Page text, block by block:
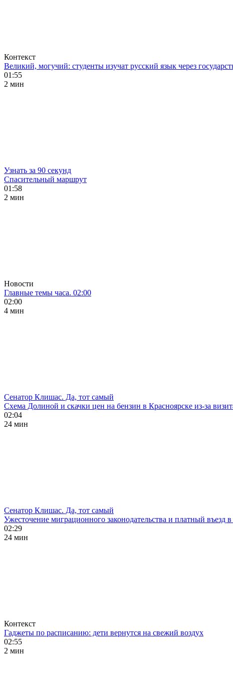
Контекст
Великий, могучий: студенты изучат русский язык через
01:55
2 мин
Узнать за 90 секунд
Спасительный маршрут
01:58
2 мин
Новости
Главные темы часа. 02:00
02:00
4 мин
Сенатор Клишас. Да, тот самый
Схема Долиной и скачки цен на бензин в Красноярске из-за
02:04
24 мин
Сенатор Клишас. Да, тот самый
Ужесточение миграционного законодательства и платный въезд в
02:29
24 мин
Контекст
Гаджеты по расписанию: дети вернутся на свежий воздух
02:55
2 мин